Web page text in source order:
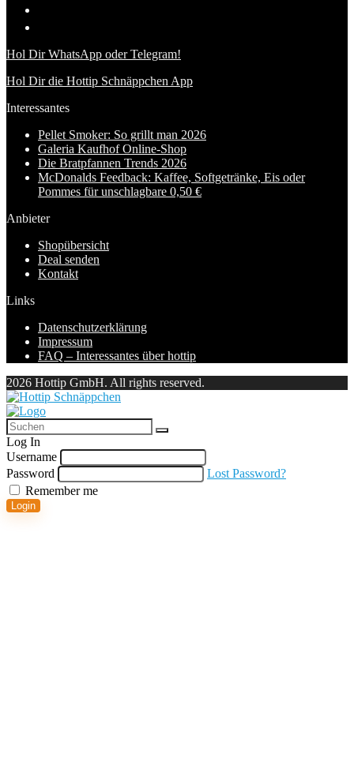
Hol Dir WhatsApp oder Telegram!
Hol Dir die Hottip Schnäppchen App
Interessantes
Pellet Smoker: So grillt man 2026
Galeria Kaufhof Online-Shop
Die Bratpfannen Trends 2026
McDonalds Feedback: Kaffee, Softgetränke, Eis oder
Pommes für unschlagbare 0,50 €
Anbieter
Shopübersicht
Deal senden
Kontakt
Links
Datenschutzerklärung
Impressum
FAQ – Interessantes über hottip
2026 Hottip GmbH. All rights reserved.
Log In
Username
Password
Lost Password?
Remember me
Login